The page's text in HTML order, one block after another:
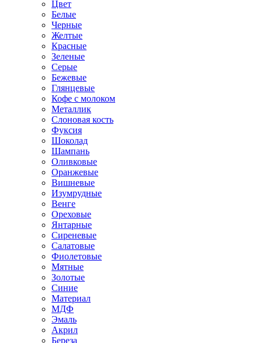
Цвет
Белые
Черные
Желтые
Красные
Зеленые
Серые
Бежевые
Глянцевые
Кофе с молоком
Металлик
Слоновая кость
Фуксия
Шоколад
Шампань
Оливковые
Оранжевые
Вишневые
Изумрудные
Венге
Ореховые
Янтарные
Сиреневые
Салатовые
Фиолетовые
Мятные
Золотые
Синие
Материал
МДФ
Эмаль
Акрил
Береза